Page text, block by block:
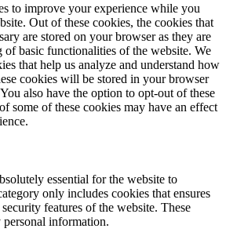
to improve your experience while you
Out of these cookies, the cookies that
are stored on your browser as they are
of basic functionalities of the website. We
that help us analyze and understand how
cookies will be stored in your browser
also have the option to opt-out of these
some of these cookies may have an effect
essential for the website to
only includes cookies that ensures
features of the website. These
information.